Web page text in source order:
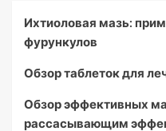
Ихтиоловая мазь:
фурункулов
Обзор таблеток для
Обзор эффективных
рассасывающим